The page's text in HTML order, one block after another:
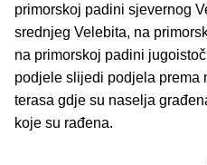
primorskoj padini sjevernog
srednjeg Velebita, na
na primorskoj padini
podjele slijedi podjela prema
terasa gdje su naselja
koje su rađena.